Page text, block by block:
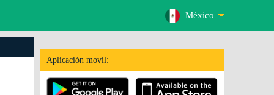
México
Aplicación movil: